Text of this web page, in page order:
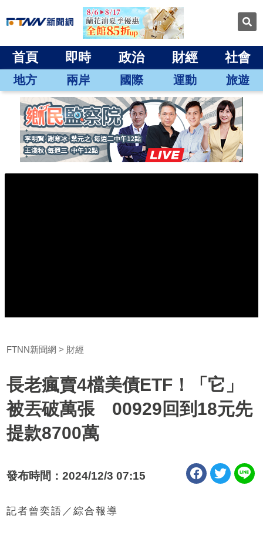
首頁 即時 政治 財經 社會
地方 兩岸 國際 運動 旅遊
FTNN新聞網 財經
長老瘋賣4檔美債ETF！「它」
被丟破萬張 00929回到18元先
提款8700萬
發布時間：2024/12/3 07:15
記者曾奕語／綜合報導